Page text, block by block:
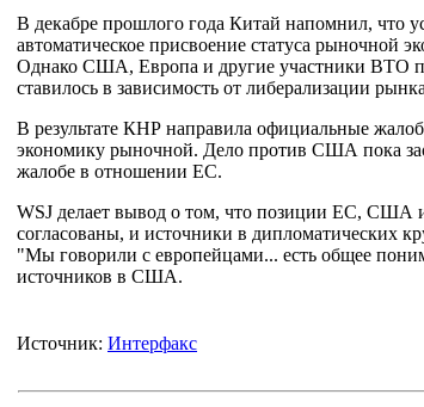
В декабре прошлого года Китай напомнил, что
автоматическое присвоение статуса рыночной
Однако США, Европа и другие участники ВТО
ставилось в зависимость от либерализации
В результате КНР направила официальные
экономику рыночной. Дело против США пока
жалобе в отношении ЕС.
WSJ делает вывод о том, что позиции ЕС, США
согласованы, и источники в дипломатических
"Мы говорили с европейцами... есть общее
источников в США.
Источник: Интерфакс